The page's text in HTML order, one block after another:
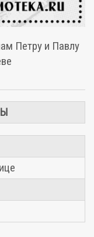
Петру и Павлу